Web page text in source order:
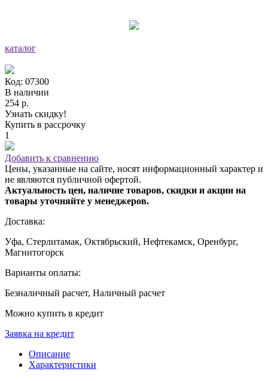
каталог
Код: 07300
В наличии
254 р.
Узнать скидку!
Купить в рассрочку
1
Добавить к сравнению
Цены, указанные на сайте, носят информационный характер и
не являются публичной офертой.
Актуальность цен, наличие товаров, скидки и акции на
товары уточняйте у менеджеров.
Доставка:
Уфа, Стерлитамак, Октябрьский, Нефтекамск, Оренбург,
Магнитогорск
Варианты оплаты:
Безналичный расчет, Наличный расчет
Можно купить в кредит
Заявка на кредит
Описание
Характеристики